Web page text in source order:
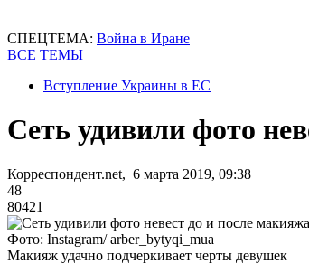
СПЕЦТЕМА: Война в Иране
ВСЕ ТЕМЫ
Вступление Украины в ЕС
Сеть удивили фото
Корреспондент.net, 6 марта 2019, 09:38
48
80421
Фото: Instagram/ arber_bytyqi_mua
Макияж удачно подчеркивает черты девушек